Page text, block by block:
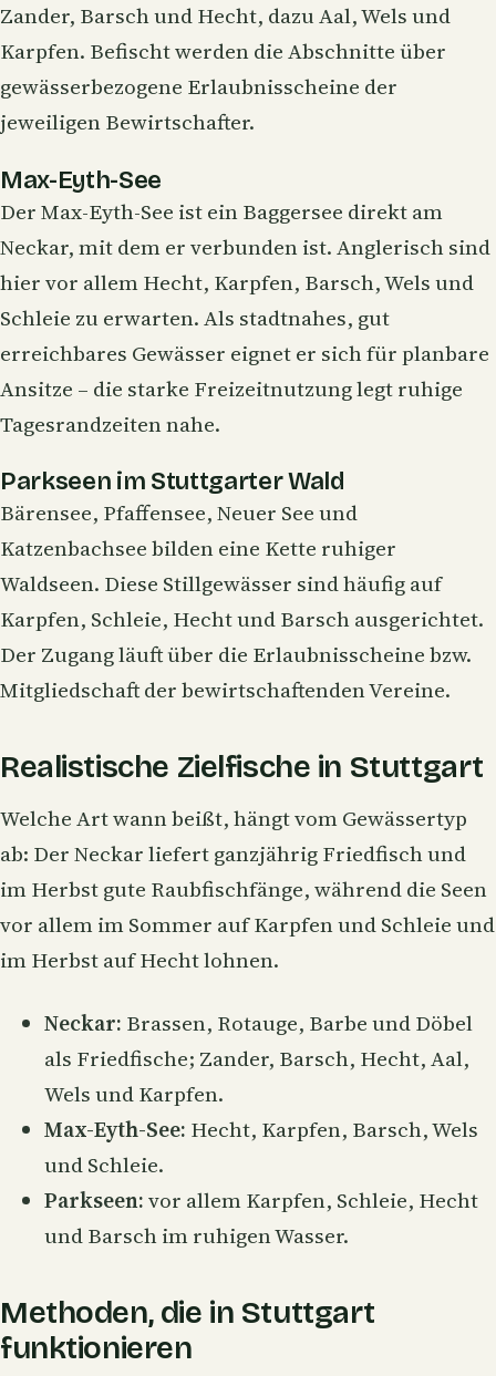
Zander, Barsch undHecht, dazu Aal, Wels und
Karpfen. Befischt werden die Abschnitte über
gewässerbezogene Erlaubnisscheine der
jeweiligen Bewirtschafter.
Max-Eyth-See
Der Max-Eyth-See ist ein Baggersee direkt am
Neckar, mit dem er verbunden ist. Anglerisch sind
hier vor allem Hecht, Karpfen, Barsch, Wels und
Schleie zu erwarten. Als stadtnahes, gut
erreichbares Gewässer eignet er sich für planbare
Ansitze – die starke Freizeitnutzung legt ruhige
Tagesrandzeiten nahe.
Parkseen im Stuttgarter Wald
Bärensee, Pfaffensee, Neuer See und
Katzenbachsee bilden eine Kette ruhiger
Waldseen. Diese Stillgewässer sind häufig auf
Karpfen, Schleie, Hecht und Barsch ausgerichtet.
Der Zugang läuft über die Erlaubnisscheine bzw.
Mitgliedschaft der bewirtschaftenden Vereine.
Realistische Zielfische in Stuttgart
Welche Art wann beißt, hängt vom Gewässertyp
ab: Der Neckar liefert ganzjährig Friedfisch und
im Herbst gute Raubfischfänge, während die Seen
vor allem im Sommer auf Karpfen und Schleie und
im Herbst auf Hecht lohnen.
Neckar: Brassen, Rotauge, Barbe und Döbel
als Friedfische; Zander, Barsch, Hecht, Aal,
Wels und Karpfen.
Max-Eyth-See: Hecht, Karpfen, Barsch, Wels
und Schleie.
Parkseen:vor allem Karpfen, Schleie, Hecht
und Barsch im ruhigen Wasser.
Methoden, die in Stuttgart
funktionieren